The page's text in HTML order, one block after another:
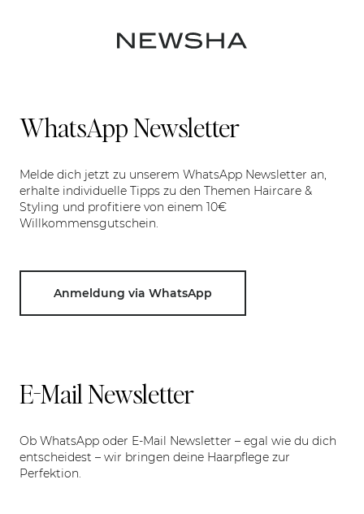
WhatsApp Newsletter
Melde dich jetzt zu unserem WhatsApp Newsletter an,
erhalte individuelle Tipps zu den Themen Haircare &
Styling und profitiere von einem 10€
Willkommensgutschein.
Anmeldung via WhatsApp
E-Mail Newsletter
Ob WhatsApp oder E-Mail Newsletter – egal wie du dich
entscheidest – wir bringen deine Haarpflege zur
Perfektion.